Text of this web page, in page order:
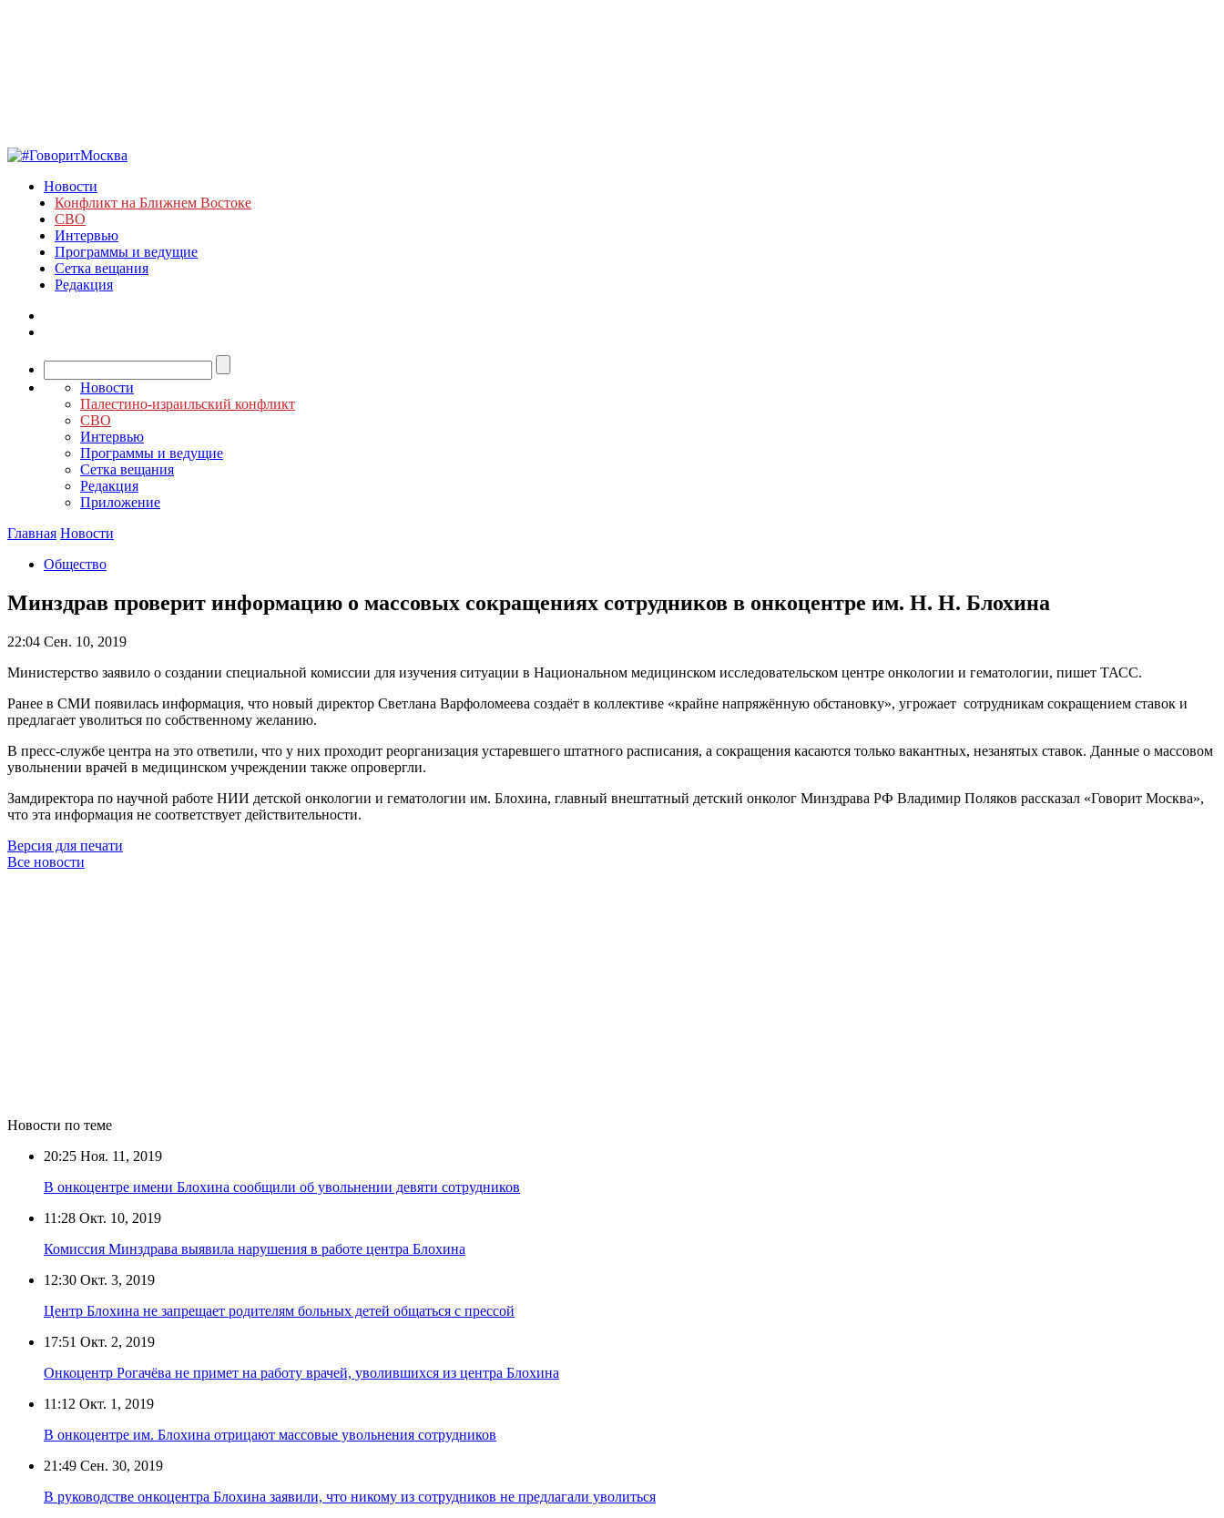
Новости
Конфликт на Ближнем Востоке
СВО
Интервью
Программы и ведущие
Сетка вещания
Редакция
Новости
Палестино-израильский конфликт
СВО
Интервью
Программы и ведущие
Сетка вещания
Редакция
Приложение
Главная Новости
Общество
Минздрав проверит информацию о массовых сокращениях сотрудников в онкоцентре им. Н. Н. Блохина
22:04 Сен. 10, 2019
Министерство заявило о создании специальной комиссии для изучения ситуации в Национальном медицинском исследовательском центре онкологии и гематологии, пишет ТАСС.
Ранее в СМИ появилась информация, что новый директор Светлана Варфоломеева создаёт в коллективе «крайне напряжённую обстановку», угрожает сотрудникам сокращением ставок и
предлагает уволиться по собственному желанию.
В пресс-службе центра на это ответили, что у них проходит реорганизация устаревшего штатного расписания, а сокращения касаются только вакантных, незанятых ставок. Данные о массовом
увольнении врачей в медицинском учреждении также опровергли.
Замдиректора по научной работе НИИ детской онкологии и гематологии им. Блохина, главный внештатный детский онколог Минздрава РФ Владимир Поляков рассказал «Говорит Москва»,
что эта информация не соответствует действительности.
Версия для печати
Все новости
Новости по теме
20:25 Ноя. 11, 2019
В онкоцентре имени Блохина сообщили об увольнении девяти сотрудников
11:28 Окт. 10, 2019
Комиссия Минздрава выявила нарушения в работе центра Блохина
12:30 Окт. 3, 2019
Центр Блохина не запрещает родителям больных детей общаться с прессой
17:51 Окт. 2, 2019
Онкоцентр Рогачёва не примет на работу врачей, уволившихся из центра Блохина
11:12 Окт. 1, 2019
В онкоцентре им. Блохина отрицают массовые увольнения сотрудников
21:49 Сен. 30, 2019
В руководстве онкоцентра Блохина заявили, что никому из сотрудников не предлагали уволиться